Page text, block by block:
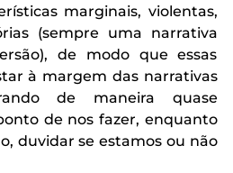
marginais, violentas,
(sempre uma narrativa
de modo que essas
à margem das narrativas
de maneira quase
de nos fazer, enquanto
duvidar se estamos ou não